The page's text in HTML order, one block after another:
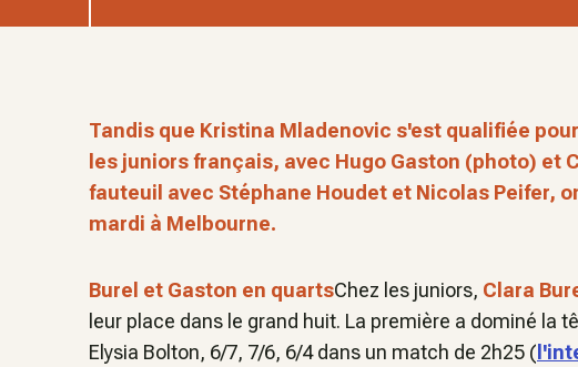
Tandis que Kristina Mladenovic s'est qualifiée
les juniors français, avec Hugo Gaston (photo) et
fauteuil avec Stéphane Houdet et Nicolas Peifer,
mardi à Melbourne.
Burel et Gaston en quartsChez les juniors, Clara
leur place dans le grand huit. La première a dominé la
Elysia Bolton, 6/7, 7/6, 6/4 dans un match de 2h25 (